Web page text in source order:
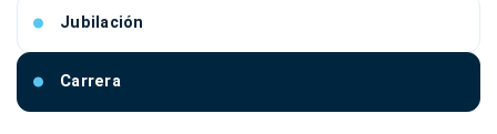
Jubilación
Carrera